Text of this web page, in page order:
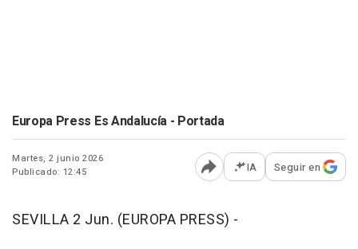
Europa Press Es Andalucía - Portada
Martes, 2 junio 2026
Publicado: 12:45
Abrir opciones para
IA Seguir en
SEVILLA 2 Jun. (EUROPA PRESS) -